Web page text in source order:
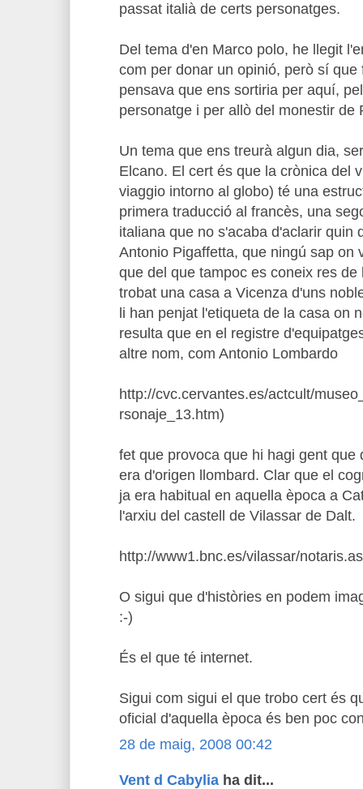
passat italià de certs personatges.
Del tema d'en Marco polo, he llegit
com per donar un opinió, però sí que
pensava que ens sortiria per aquí,
personatge i per allò del monestir de
Un tema que ens treurà algun dia,
Elcano. El cert és que la crònica del
viaggio intorno al globo) té una
primera traducció al francès, una
italiana que no s'acaba d'aclarir quin
Antonio Pigaffetta, que ningú sap on
que del que tampoc es coneix res
trobat una casa a Vicenza d'uns
li han penjat l'etiqueta de la casa on
resulta que en el registre
altre nom, com Antonio Lombardo
http://cvc.cervantes.es/actcult/
rsonaje_13.htm)
fet que provoca que hi hagi gent que
era d'origen llombard. Clar que el
ja era habitual en aquella època a
l'arxiu del castell de Vilassar de Dalt.
http://www1.bnc.es/vilassar/
O sigui que d'històries en podem
:-)
És el que té internet.
Sigui com sigui el que trobo cert és
oficial d'aquella època és ben poc
28 de maig, 2008 00:42
Vent d Cabylia ha dit...